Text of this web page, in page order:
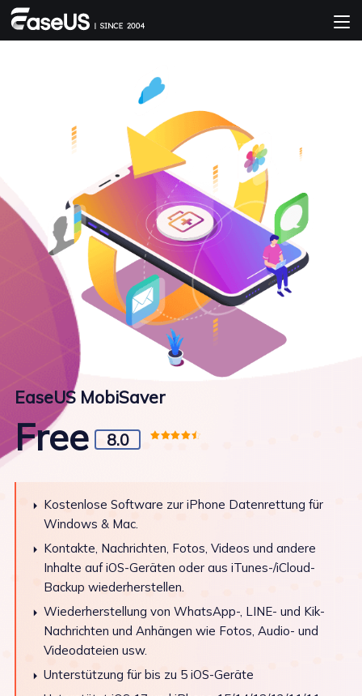
EaseUS MobiSaver
Free 8.0
Kostenlose Software zur iPhone Datenrettung für
Windows & Mac.
Kontakte, Nachrichten, Fotos, Videos und andere
Inhalte auf iOS-Geräten oder aus iTunes-/iCloud-
Backup wiederherstellen.
Wiederherstellung von WhatsApp-, LINE- und Kik-
Nachrichten und Anhängen wie Fotos, Audio- und
Videodateien usw.
Unterstützung für bis zu 5 iOS-Geräte